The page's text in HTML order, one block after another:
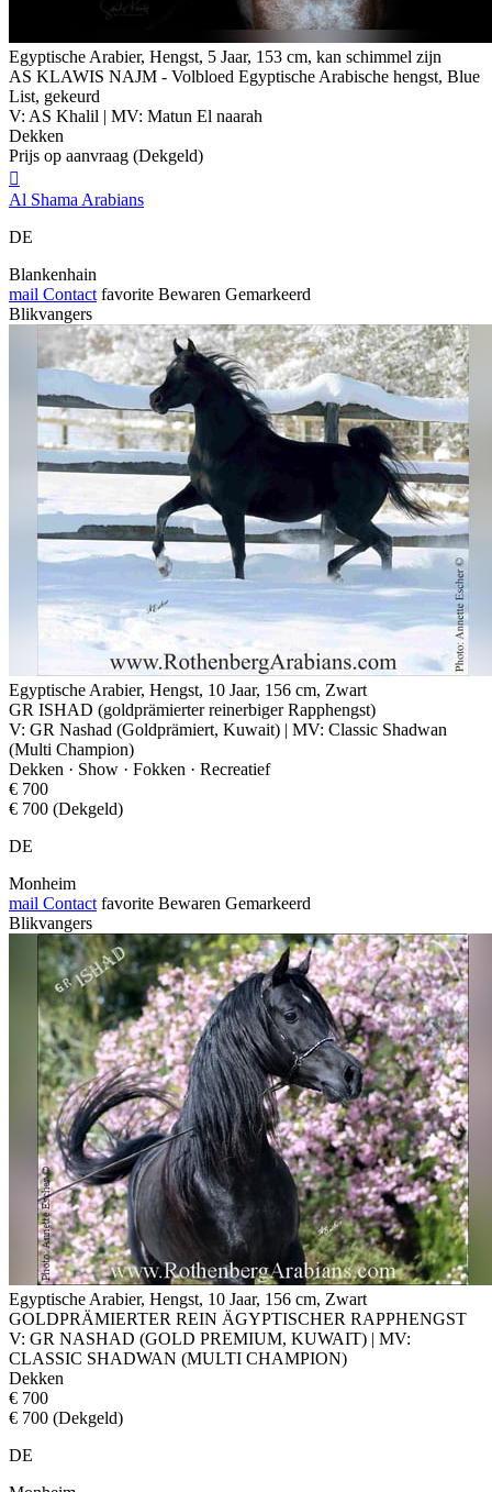
Egyptische Arabier, Hengst, 5 Jaar, 153 cm, kan schimmel zijn
AS KLAWIS NAJM - Volbloed Egyptische Arabische hengst, Blue
List, gekeurd
V: AS Khalil | MV: Matun El naarah
Dekken
Prijs op aanvraag (Dekgeld)

Al Shama Arabians
DE
Blankenhain
mail Contact favorite Bewaren Gemarkeerd
Blikvangers
Egyptische Arabier, Hengst, 10 Jaar, 156 cm, Zwart
GR ISHAD (goldprämierter reinerbiger Rapphengst)
V: GR Nashad (Goldprämiert, Kuwait) | MV: Classic Shadwan
(Multi Champion)
Dekken · Show · Fokken · Recreatief
€ 700
€ 700 (Dekgeld)
DE
Monheim
mail Contact favorite Bewaren Gemarkeerd
Blikvangers
Egyptische Arabier, Hengst, 10 Jaar, 156 cm, Zwart
GOLDPRÄMIERTER REIN ÄGYPTISCHER RAPPHENGST
V: GR NASHAD (GOLD PREMIUM, KUWAIT) | MV:
CLASSIC SHADWAN (MULTI CHAMPION)
Dekken
€ 700
€ 700 (Dekgeld)
DE